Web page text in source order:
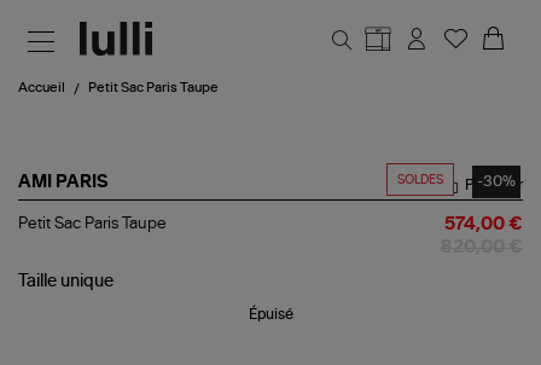
Accueil Petit Sac Paris Taupe
SOLDES -30%
AMI PARIS
Petit
Taupe
Partager
Petit Sac Paris Taupe 574,00 €
Taille unique
Épuisé